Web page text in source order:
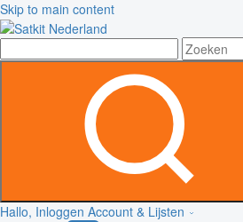
Skip to main content
Hallo, Inloggen Account & Lijsten